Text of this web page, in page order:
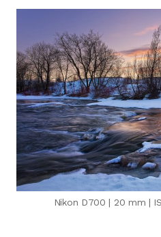
Nikon D700 | 20 mm |